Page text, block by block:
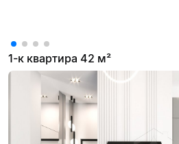
1-к квартира 42 м²